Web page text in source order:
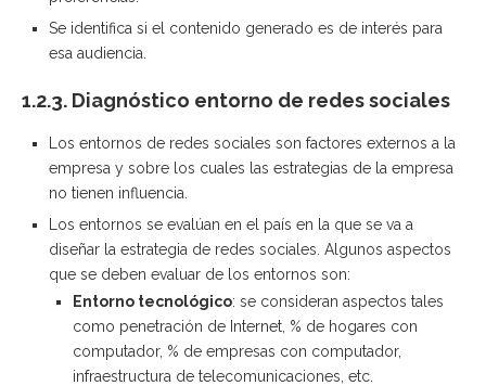
Se identifica si el contenido generado es de interés para
esa audiencia.
1.2.3. Diagnóstico entorno de redes sociales
Los entornos de redes sociales son factores externos a la
empresa y sobre los cuales las estrategias de la empresa
no tienen influencia.
Los entornos se evalúan en el país en la que se va a
diseñar la estrategia de redes sociales. Algunos aspectos
que se deben evaluar de los entornos son:
Entorno tecnológico: se consideran aspectos tales
como penetración de Internet, % de hogares con
computador, % de empresas con computador,
infraestructura de telecomunicaciones, etc.